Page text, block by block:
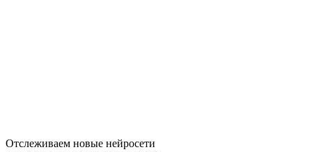
Отслеживаем новые нейросети